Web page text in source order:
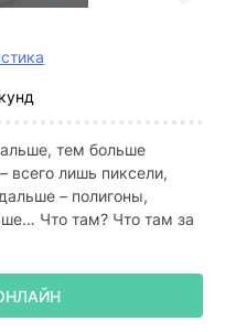
тем больше
всего лишь пиксели,
– полигоны,
Что там? Что там за